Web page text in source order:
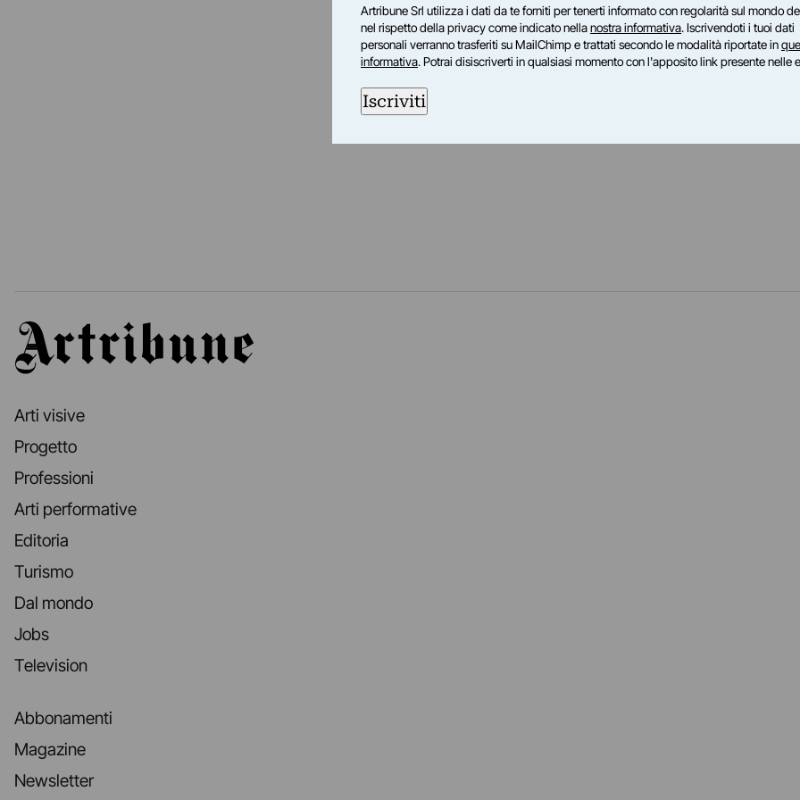
Artribune
Arti visive
Progetto
Professioni
Arti performative
Editoria
Turismo
Dal mondo
Jobs
Television
Abbonamenti
Magazine
Newsletter
Artribune Srl utilizza i dati da te forniti per tenerti informato con regolarità sul mondo
nel rispetto della privacy come indicato nellanostra informativa. Iscrivendoti i tuoi dati
personali verranno trasferiti su MailChimp e trattati secondo le modalità riportate in
informativa. Potrai disiscriverti in qualsiasi momento con l'apposito link presente nelle
Iscriviti